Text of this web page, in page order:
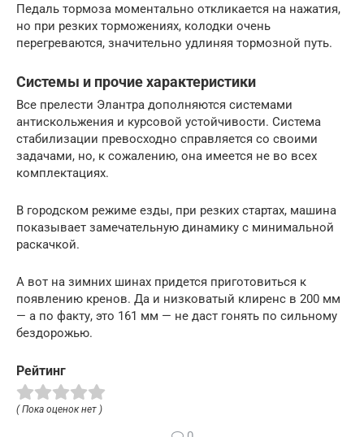
Педаль тормоза моментально откликается на нажатия,
но при резких торможениях, колодки очень
перегреваются, значительно удлиняя тормозной путь.
Системы и прочие характеристики
Все прелести Элантра дополняются системами
антискольжения и курсовой устойчивости. Система
стабилизации превосходно справляется со своими
задачами, но, к сожалению, она имеется не во всех
комплектациях.
В городском режиме езды, при резких стартах, машина
показывает замечательную динамику с минимальной
раскачкой.
А вот на зимних шинах придется приготовиться к
появлению кренов. Да и низковатый клиренс в 200 мм
— а по факту, это 161 мм — не даст гонять по сильному
бездорожью.
Рейтинг
( Пока оценок нет )